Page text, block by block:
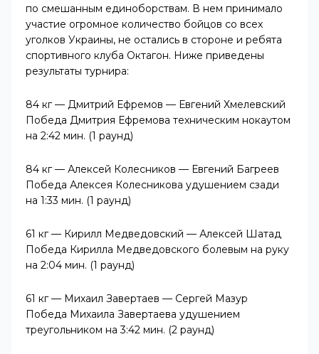
по смешанным единоборствам. В нем принимало
участие огромное количество бойцов со всех
уголков Украины, не остались в стороне и ребята
спортивного клуба Октагон. Ниже приведены
результаты турнира:
84 кг — Дмитрий Ефремов — Евгений Хмелевский
Победа Дмитрия Ефремова техническим нокаутом
на 2:42 мин. (1 раунд)
84 кг — Алексей Колесников — Евгений Багреев
Победа Алексея Колесникова удушением сзади
на 1:33 мин. (1 раунд)
61 кг — Кирилл Медведовский — Алексей Шатад
Победа Кирилла Медведовского болевым на руку
на 2:04 мин. (1 раунд)
61 кг — Михаил Завертаев — Сергей Мазур
Победа Михаила Завертаева удушением
треугольником на 3:42 мин. (2 раунд)